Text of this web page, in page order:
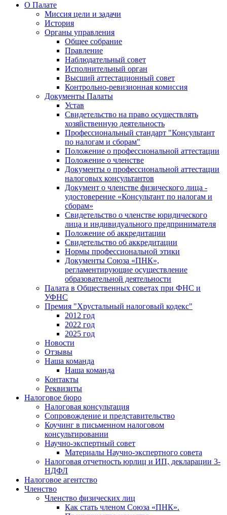
О Палате
Миссия цели и задачи
История
Органы управления
Общее собрание
Правление
Наблюдательный совет
Исполнительный орган
Высший аттестационный совет
Контрольно-ревизионная комиссия
Документы Палаты
Устав
Свидетельство на право осуществлять
хозяйственную деятельность
Профессиональный стандарт "Консультант
по налогам и сборам"
Положение о профессиональной аттестации
Положение о членстве
Документы о профессиональной аттестации
налоговых консультантов
Документ о членстве физического лица -
удостоверение «Консультант по налогам и
сборам»
Свидетельство о членстве юридического
лица и индивидуального предпринимателя
Положение об аккредитации
Свидетельство об аккредитации
Нормы профессиональной этики
Документы Союза «ПНК»,
регламентирующие осуществление
образовательной деятельности
Палата в Общественных советах при ФНС и
УФНС
Премия "Хрустальный налоговый кодекс"
2012 год
2022 год
2025 год
Новости
Отзывы
Наша команда
Наша команда
Контакты
Реквизиты
Налоговое бюро
Налоговая консультация
Cопровождение и представительство
Коучинг в письменном налоговом
консультировании
Научно-экспертный совет
Материалы Научно-экспертного совета
Налоговая отчетность юрлиц и ИП, декларации 3-
НДФЛ
Налоговое агентство
Членство
Членство физических лиц
Как стать членом Союза «ПНК».